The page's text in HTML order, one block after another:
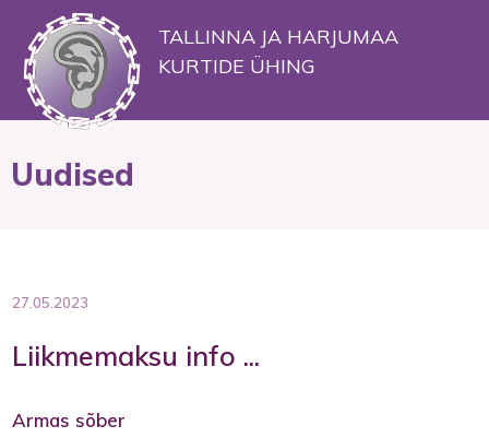
TALLINNA JA HARJUMAA
KURTIDE ÜHING
Uudised
27.05.2023
Liikmemaksu info ...
Armas sõber